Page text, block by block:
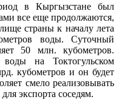
в Кыргызстане был
все еще продолжаются,
страны к началу лета
воды. Суточный
50 млн. кубометров.
на Токтогульском
кубометров и он будет
смело реализовывать
экспорта соседям.